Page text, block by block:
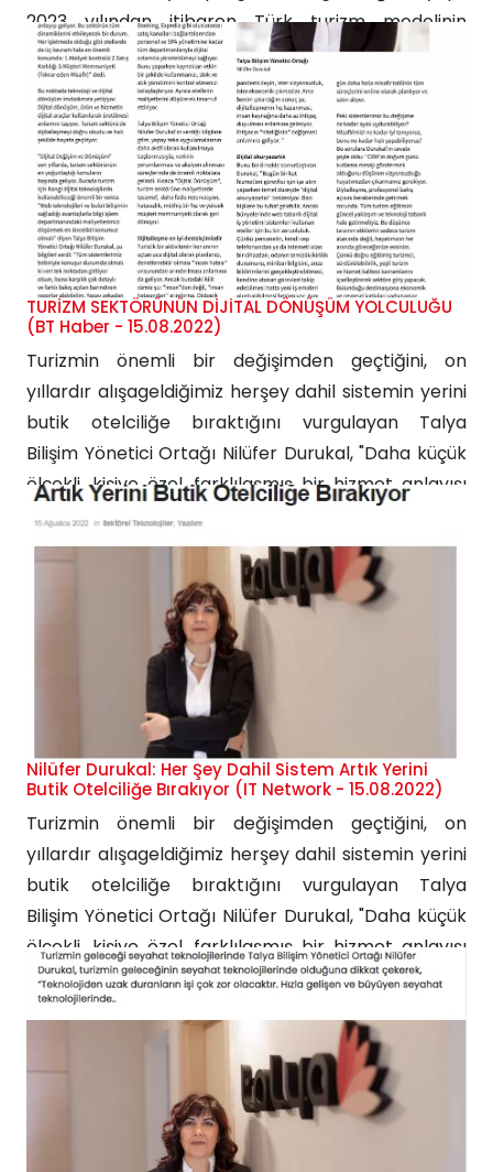
2023 yılından itibaren Türk turizm modelinin
sürdürülebilirlik koşullarını da gözeterek Güvenli ve
Yeşil Turizm Sertifikasyon Programı ile kalıcı bir
şekilde uygulanacak. Talya Bilişim Yönetici Ortağı
Nilüfer Durukal,...
TURİZM SEKTÖRÜNÜN DİJİTAL DÖNÜŞÜM YOLCULUĞU
(BT Haber - 15.08.2022)
Turizmin önemli bir değişimden geçtiğini, on
yıllardır alışageldiğimiz herşey dahil sistemin yerini
butik otelciliğe bıraktığını vurgulayan Talya
Bilişim Yönetici Ortağı Nilüfer Durukal, "Daha küçük
ölçekli, kişiye özel, farklılaşmış bir hizmet anlayışı
geliyor. Bu sektörün tüm dinamiklerini etkileyecek
bir durum. Her işletmede olduğu gibi otellerde de
üç kavram hala en önemli konumda: l.Malîyet
Nilüfer Durukal: Her Şey Dahil Sistem Artık Yerini
Butik Otelciliğe Bırakıyor (IT Network - 15.08.2022)
Turizmin önemli bir değişimden geçtiğini, on
yıllardır alışageldiğimiz herşey dahil sistemin yerini
butik otelciliğe bıraktığını vurgulayan Talya
Bilişim Yönetici Ortağı Nilüfer Durukal, "Daha küçük
ölçekli, kişiye özel, farklılaşmış bir hizmet anlayışı
geliyor. Bu sektörün tüm dinamiklerini etkileyecek
bir durum. Her işletmede olduğu gibi otellerde de
üç kavram hala en önemli konumda: l.Malîyet
kontrolü...